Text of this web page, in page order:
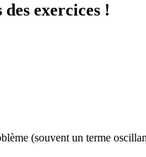
=
exercices !
(souvent un terme